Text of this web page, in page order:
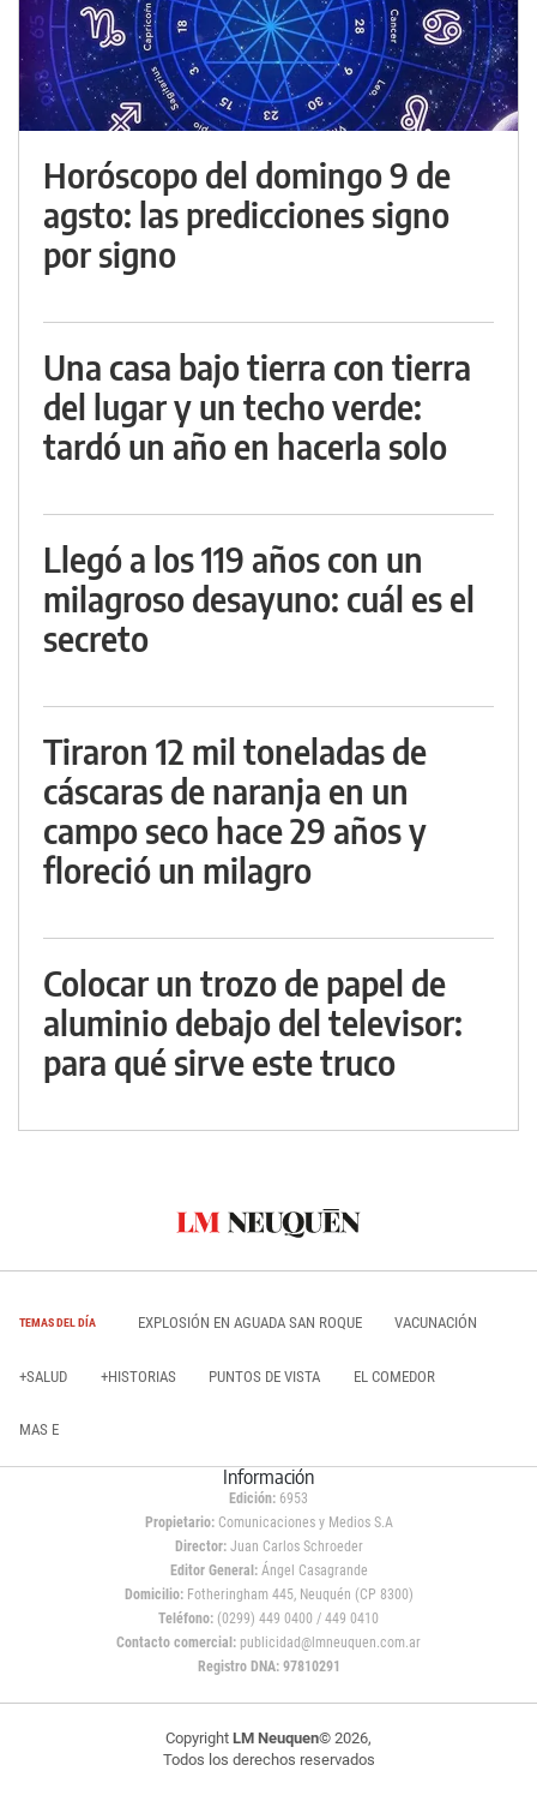
Horóscopo del domingo 9 de
agsto: las predicciones signo
por signo
Una casa bajo tierra con tierra
del lugar y un techo verde:
tardó un año en hacerla solo
Llegó a los 119 años con un
milagroso desayuno: cuál es el
secreto
Tiraron 12 mil toneladas de
cáscaras de naranja en un
campo seco hace 29 años y
floreció un milagro
Colocar un trozo de papel de
aluminio debajo del televisor:
para qué sirve este truco
TEMAS DEL DÍA EXPLOSIÓN EN AGUADA SAN ROQUE VACUNACIÓN
+SALUD +HISTORIAS PUNTOS DE VISTA EL COMEDOR
MAS E
Información
Edición: 6953
Propietario:Comunicaciones y Medios S.A
Director: Juan Carlos Schroeder
Editor General:Ángel Casagrande
Domicilio:Fotheringham 445, Neuquén (CP 8300)
Teléfono: (0299) 449 0400 / 449 0410
Contacto comercial: publicidad@lmneuquen.com.ar
Registro DNA: 97810291
Copyright LM Neuquen© 2026,
Todos los derechos reservados